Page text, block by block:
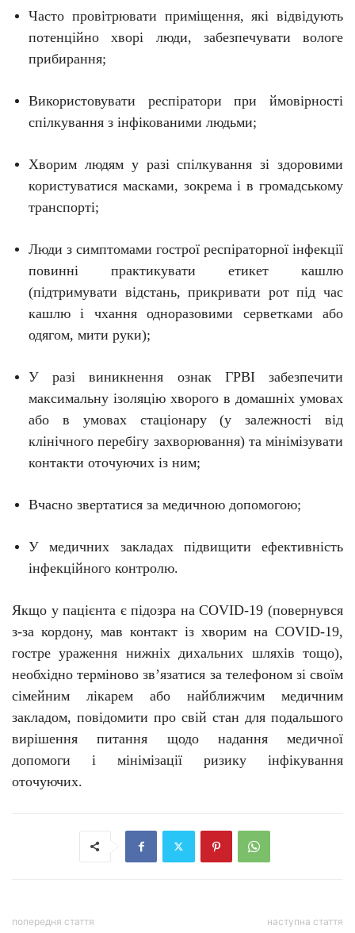
Часто провітрювати приміщення, які відвідують
потенційно хворі люди, забезпечувати вологе
прибирання;
Використовувати респіратори при ймовірності
спілкування з інфікованими людьми;
Хворим людям у разі спілкування зі здоровими
користуватися масками, зокрема і в громадському
транспорті;
Люди з симптомами гострої респіраторної інфекції
повинні практикувати етикет кашлю
(підтримувати відстань, прикривати рот під час
кашлю і чхання одноразовими серветками або
одягом, мити руки);
У разі виникнення ознак ГРВІ забезпечити
максимальну ізоляцію хворого в домашніх умовах
або в умовах стаціонару (у залежності від
клінічного перебігу захворювання) та мінімізувати
контакти оточуючих із ним;
Вчасно звертатися за медичною допомогою;
У медичних закладах підвищити ефективність
інфекційного контролю.
Якщо у пацієнта є підозра на COVID-19 (повернувся
з-за кордону, мав контакт із хворим на COVID-19,
гостре ураження нижніх дихальних шляхів тощо),
необхідно терміново зв’язатися за телефоном зі своїм
сімейним лікарем або найближчим медичним
закладом, повідомити про свій стан для подальшого
вирішення питання щодо надання медичної
допомоги і мінімізації ризику інфікування
оточуючих.
попередня стаття наступна стаття